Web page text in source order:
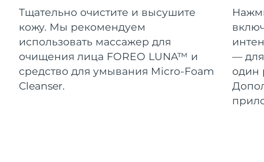
Тщательно очистите и высушите
кожу. Мы рекомендуем
использовать массажер для
очищения лица FOREO LUNA™ и
средство для умывания Micro-Foam
Cleanser.
— для
один